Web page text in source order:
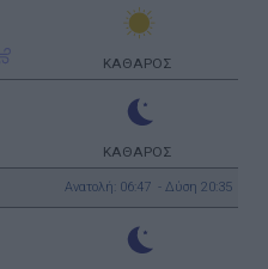
ΚΑΘΑΡΟΣ
ΚΑΘΑΡΟΣ
Ανατολή: 06:47 - Δύση 20:35